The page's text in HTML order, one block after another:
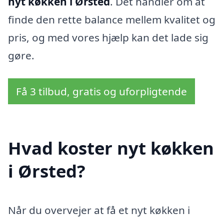
finde den rette balance mellem kvalitet og
pris, og med vores hjælp kan det lade sig
gøre.
Få 3 tilbud, gratis og uforpligtende
Hvad koster nyt køkken
i Ørsted?
Når du overvejer at få et nyt køkken i